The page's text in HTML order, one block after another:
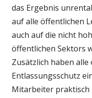
das Ergebnis
auf alle öffentlichen
auch auf die nicht
öffentlichen Sektors
Zusätzlich haben
Entlassungsschutz
Mitarbeiter